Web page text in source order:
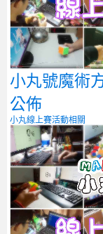
小丸號魔術
公佈
小丸線上賽活動相關